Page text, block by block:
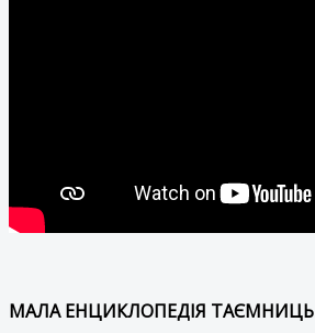
МАЛА ЕНЦИКЛОПЕДІЯ ТАЄМНИЦЬ